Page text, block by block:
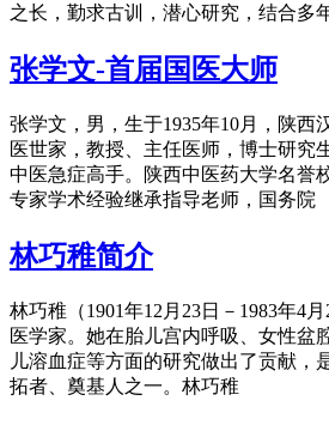
之长，勤求古训，潜心研究，结合多
张学文-首届国医大师
张学文，男，生于1935年10月，陕西
医世家，教授、主任医师，博士研究
中医急症高手。陕西中医药大学名誉
专家学术经验继承指导老师，国务院
林巧稚简介
林巧稚（1901年12月23日－1983年4
医学家。她在胎儿宫内呼吸、女性盆
儿溶血症等方面的研究做出了贡献，
拓者、奠基人之一。林巧稚